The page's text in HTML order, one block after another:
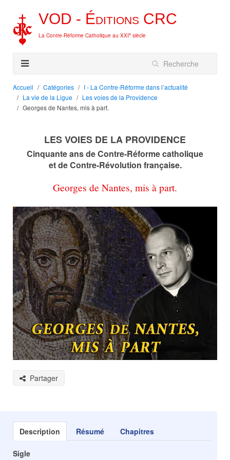
VOD - Éditions CRC
La Contre-Réforme Catholique au XXIe siècle
Accueil Catégories
I - La Contre-Réforme dans l’actualité
La vie de la Ligue
Les voies de la Providence
Georges de Nantes, mis à part.
LES VOIES DE LA PROVIDENCE
Cinquante ans de Contre-Réforme catholique
et de Contre-Révolution française.
Georges de Nantes, mis à part.
Partager
Description Résumé Chapitres
Sigle